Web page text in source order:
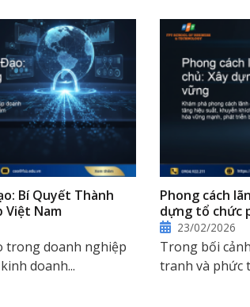
Bí Quyết Thành
Việt Nam
trong doanh nghiệp
doanh...
Phong cách
dựng tổ chức
23/02/2026
Trong bối
tranh và phức